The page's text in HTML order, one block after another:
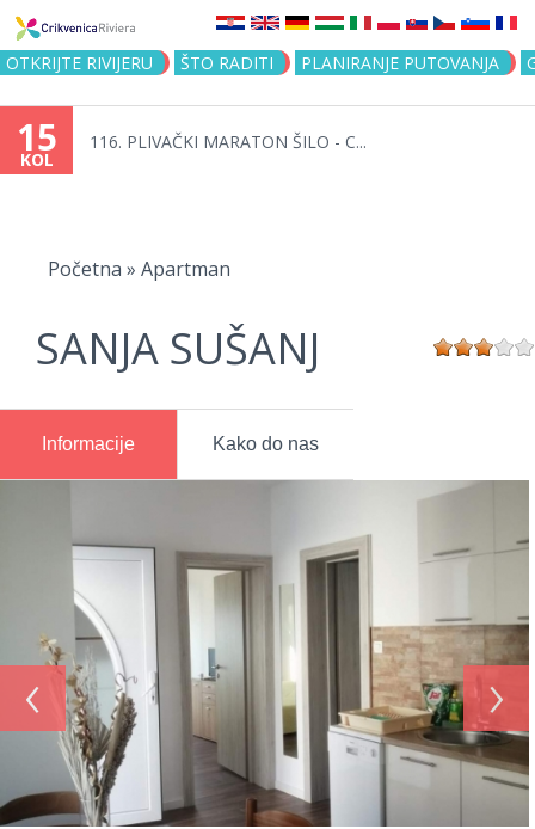
Jump to navigation
OTKRIJTE RIVIJERU ŠTO RADITI PLANIRANJE PUTOVANJA
15
KOL
116. PLIVAČKI MARATON ŠILO - C...
Početna » Apartman
SANJA SUŠANJ
Informacije Kako do nas
‹ ›